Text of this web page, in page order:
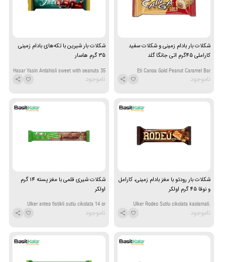
شکلات بار بادام زمینی و شکلات سفید
کاراملی 45گرم اتی جانگا گلد
Eti Canga Gold Peanut Caramel Bar
Chocolate 45gr
ناموجود
شکلات بار شیرین با تکه‌های بادام زمینی
35 گرم هاسار
Hasar Yasin Ardahisli sweet with peanuts 35
gr
ناموجود
شکلات بار رودئو با مغز بادام زمینی، کارامل
و نوقا 45 گرم اولکر
Ulker Rodeo Sutlu cikolata kaplamali,
yerfistikli karamel ve nugali Bar 45 gr
ناموجود
شکلات شیری قلمی با مغز پسته 14 گرم
اولکر
Ulker antep fistikli sutlu cikolata 14 gr
ناموجود